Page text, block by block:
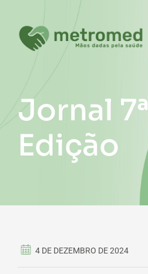
Jornal 7ª
Edição
4 DE DEZEMBRO DE 2024